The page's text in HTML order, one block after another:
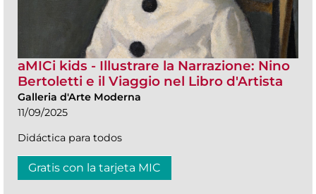
aMICi kids - Illustrare la Narrazione: Nino
Bertoletti e il Viaggio nel Libro d'Artista
Galleria d'Arte Moderna
11/09/2025
Didáctica para todos
Gratis con la tarjeta MIC